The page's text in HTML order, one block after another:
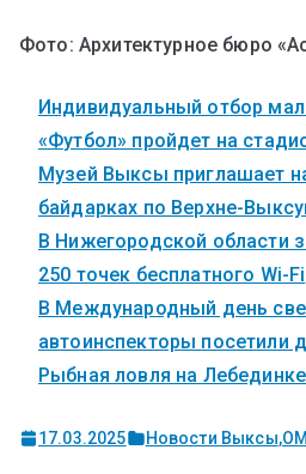
Фото: Архитектурное бюро
Индивидуальный отбор
«Футбол» пройдет на
Музей Выксы приглашает
байдарках по Верхне-
В Нижегородской области
250 точек бесплатного Wi-Fi
В Международный день
автоинспекторы посетили
Рыбная ловля на
17.03.2025 Новости Выксы,